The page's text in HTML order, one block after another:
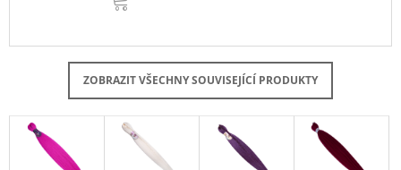
ZOBRAZIT VŠECHNY SOUVISEJÍCÍ PRODUKTY